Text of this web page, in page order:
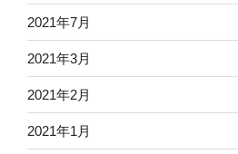
2021年7月
2021年3月
2021年2月
2021年1月